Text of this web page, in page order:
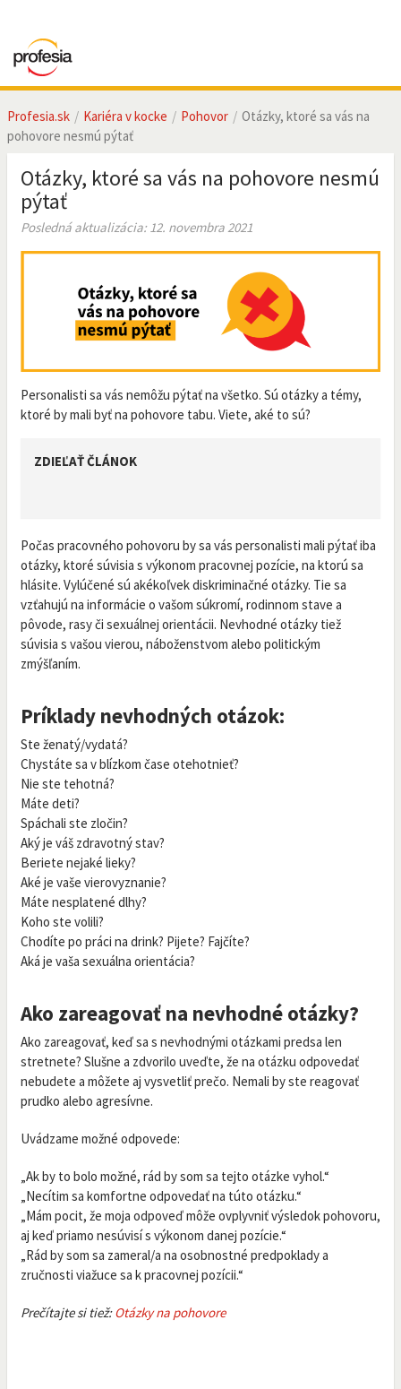
Profesia.sk Kariéra v kocke Pohovor
Otázky, ktoré sa vás na
pohovore nesmú pýtať
Otázky, ktoré sa vás na pohovore nesmú
pýtať
Posledná aktualizácia: 12. novembra 2021
Personalisti sa vás nemôžu pýtať na všetko. Sú otázky a témy,
ktoré by mali byť na pohovore tabu. Viete, aké to sú?
ZDIEĽAŤ ČLÁNOK
Počas pracovného pohovoru by sa vás personalisti mali pýtať iba
otázky, ktoré súvisia s výkonom pracovnej pozície, na ktorú sa
hlásite. Vylúčené sú akékoľvek diskriminačné otázky. Tie sa
vzťahujú na informácie o vašom súkromí, rodinnom stave a
pôvode, rasy či sexuálnej orientácii. Nevhodné otázky tiež
súvisia s vašou vierou, náboženstvom alebo politickým
zmýšľaním.
Príklady nevhodných otázok:
Ste ženatý/vydatá?
Chystáte sa v blízkom čase otehotnieť?
Nie ste tehotná?
Máte deti?
Spáchali ste zločin?
Aký je váš zdravotný stav?
Beriete nejaké lieky?
Aké je vaše vierovyznanie?
Máte nesplatené dlhy?
Koho ste volili?
Chodíte po práci na drink? Pijete? Fajčíte?
Aká je vaša sexuálna orientácia?
Ako zareagovať na nevhodné otázky?
Ako zareagovať, keď sa s nevhodnými otázkami predsa len
stretnete? Slušne a zdvorilo uveďte, že na otázku odpovedať
nebudete a môžete aj vysvetliť prečo. Nemali by ste reagovať
prudko alebo agresívne.
Uvádzame možné odpovede:
„Ak by to bolo možné, rád by som sa tejto otázke vyhol.“
„Necítim sa komfortne odpovedať na túto otázku.“
„Mám pocit, že moja odpoveď môže ovplyvniť výsledok pohovoru,
aj keď priamo nesúvisí s výkonom danej pozície.“
„Rád by som sa zameral/a na osobnostné predpoklady a
zručnosti viažuce sa k pracovnej pozícii.“
Prečítajte si tiež:Otázky na pohovore